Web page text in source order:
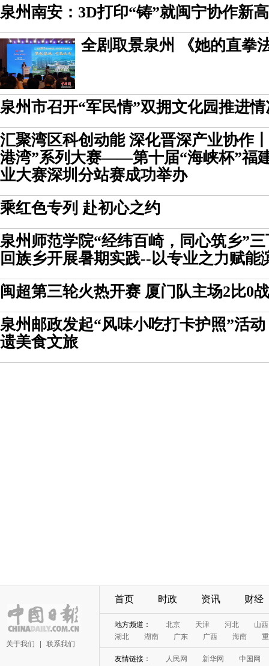
泉州南安：3D打印“铸”就闽宁协作新
全剧取景泉州 《她的直拳
泉州市召开“军民情”双拥文化园推进
汇聚湾区科创动能 深化晋深产业协作
港湾”系列大赛——第十届“海峡杯”福
业大赛深圳分站赛成功举办
乘红色专列 赴初心之约
泉州师范学院“经纬百崎，同心筑乡”
回族乡开展暑期实践--以专业之力赋能
闽超第三轮火热开赛 厦门队主场2比0
泉州邮政发起“风味小吃打卡护照”活
遗美食文旅
关于我们 联系我们
首页 时政 资讯 财经
地方频道： 北京 天津 河北
山西
湖北
湖南 广东 广西 海南
友情链接： 人民网 新华网
中国网